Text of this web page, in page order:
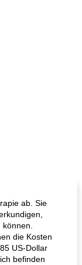
ab. Sie
die Kosten
US-Dollar
befinden